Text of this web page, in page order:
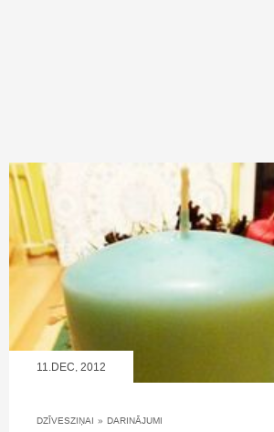
11.DEC, 2012
DZĪVESZIŅAI » DARINĀJUMI